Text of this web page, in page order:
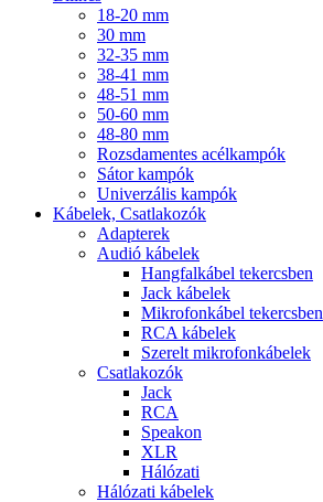
18-20 mm
30 mm
32-35 mm
38-41 mm
48-51 mm
50-60 mm
48-80 mm
Rozsdamentes acélkampók
Sátor kampók
Univerzális kampók
Kábelek, Csatlakozók
Adapterek
Audió kábelek
Hangfalkábel tekercsben
Jack kábelek
Mikrofonkábel tekercsben
RCA kábelek
Szerelt mikrofonkábelek
Csatlakozók
Jack
RCA
Speakon
XLR
Hálózati
Hálózati kábelek